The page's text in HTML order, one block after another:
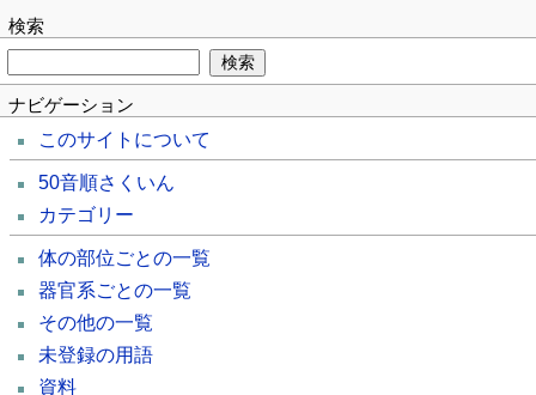
検索
ナビゲーション
このサイトについて
50音順さくいん
カテゴリー
体の部位ごとの一覧
器官系ごとの一覧
その他の一覧
未登録の用語
資料